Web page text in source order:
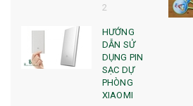
2
HƯỚNG
DẪN SỬ
DỤNG PIN
SẠC DỰ
PHÒNG
XIAOMI